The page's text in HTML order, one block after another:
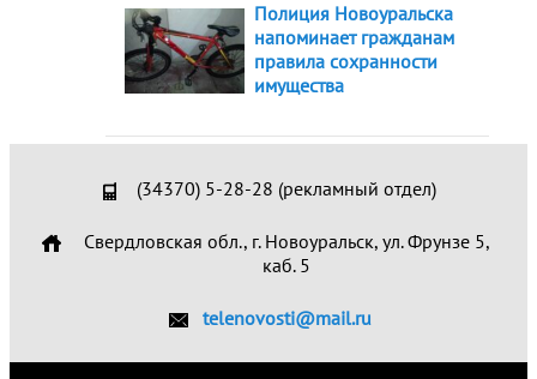
Полиция Новоуральска
напоминает гражданам
правила сохранности
имущества
(34370) 5-28-28 (рекламный отдел)
Свердловская обл., г. Новоуральск, ул. Фрунзе 5,
каб. 5
telenovosti@mail.ru